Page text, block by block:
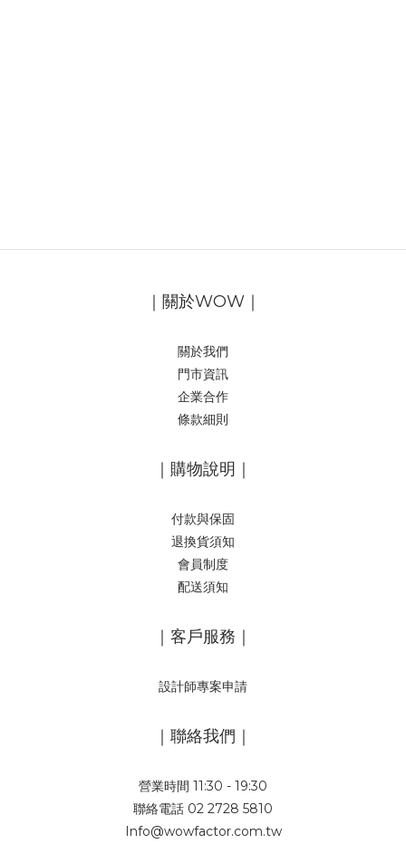
｜關於WOW｜
關於我們
門市資訊
企業合作
條款細則
｜購物說明｜
付款與保固
退換貨須知
會員制度
配送須知
｜客戶服務｜
設計師專案申請
｜聯絡我們｜
營業時間 11:30 - 19:30
聯絡電話 02 2728 5810
Info@wowfactor.com.tw